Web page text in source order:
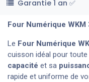
Garantie 1 an ✅
Four Numérique
Le Four Numérique
cuisson idéal pour
capacité et sa
rapide et uniforme de